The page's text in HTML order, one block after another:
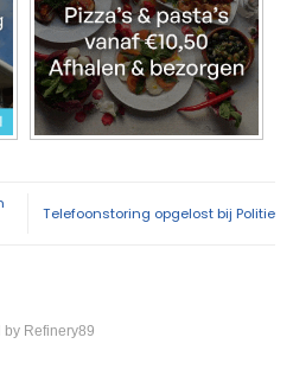
Telefoonstoring opgelost bij Politie
by Refinery89